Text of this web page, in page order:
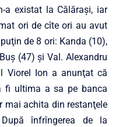
a existat la Călăraşi, iar
ori de cîte ori au avut
de 8 ori: Kanda (10),
(47) şi Val. Alexandru
Viorel Ion a anunţat că
fi ultima a sa pe banca
mai achita din restanţele
înfrîngerea de la